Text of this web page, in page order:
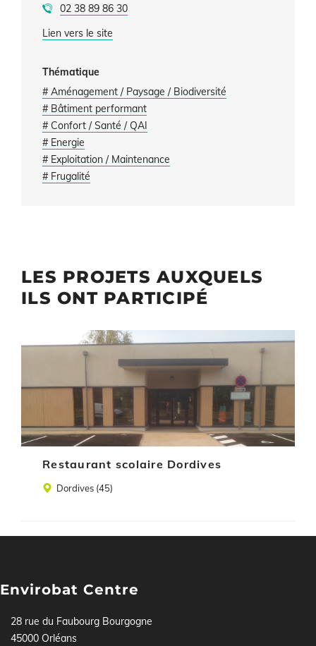
02 38 89 86 30
Lien vers le site
Thématique
# Aménagement / Paysage / Biodiversité
# Bâtiment performant
# Confort / Santé / QAI
# Energie
# Exploitation / Maintenance
# Frugalité
LES PROJETS AUXQUELS
ILS ONT PARTICIPÉ
Restaurant scolaire Dordives
Dordives (45)
Envirobat Centre
28 rue du Faubourg Bourgogne
45000 Orléans